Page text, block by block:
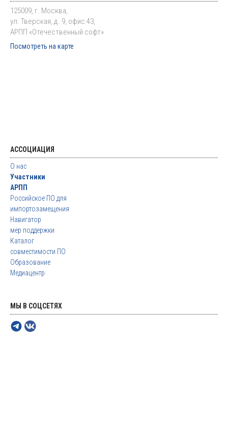
125009, г. Москва,
ул. Тверская, д. 9, офис 43,
АРПП «Отечественный софт»
Посмотреть на карте
АССОЦИАЦИЯ
О нас
Участники
АРПП
Российское ПО для
импортозамещения
Навигатор
мер поддержки
Каталог
совместимости ПО
Образование
Медиацентр
МЫ В СОЦСЕТЯХ